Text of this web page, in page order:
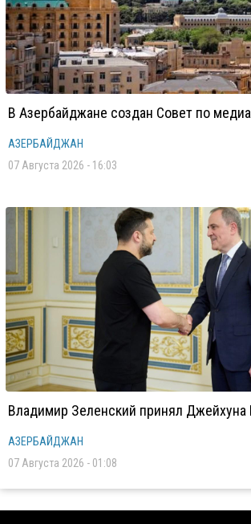
В Азербайджане создан Совет по
АЗЕРБАЙДЖАН
07 Августа 2026 - 16:03
Владимир Зеленский принял Джейхуна
АЗЕРБАЙДЖАН
07 Августа 2026 - 01:08